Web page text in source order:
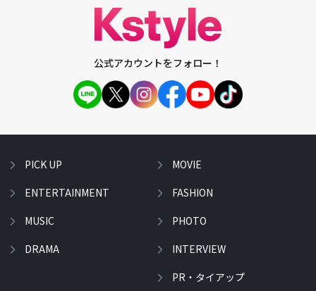
公式アカウントをフォロー！
PICK UP
ENTERTAINMENT
MUSIC
DRAMA
MOVIE
FASHION
PHOTO
INTERVIEW
PR・タイアップ